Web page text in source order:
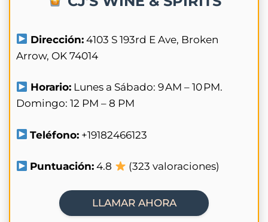
Dirección: 4103 S 193rd E Ave, Broken
Arrow, OK 74014
Horario: Lunes a Sábado: 9 AM – 10 PM.
Domingo: 12 PM – 8 PM
Teléfono: +19182466123
Puntuación: 4.8 (323 valoraciones)
LLAMAR AHORA